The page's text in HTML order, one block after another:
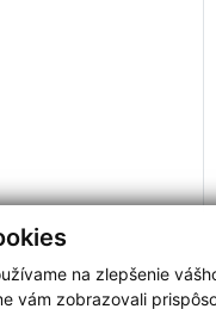
na zlepšenie
vám zobrazovali